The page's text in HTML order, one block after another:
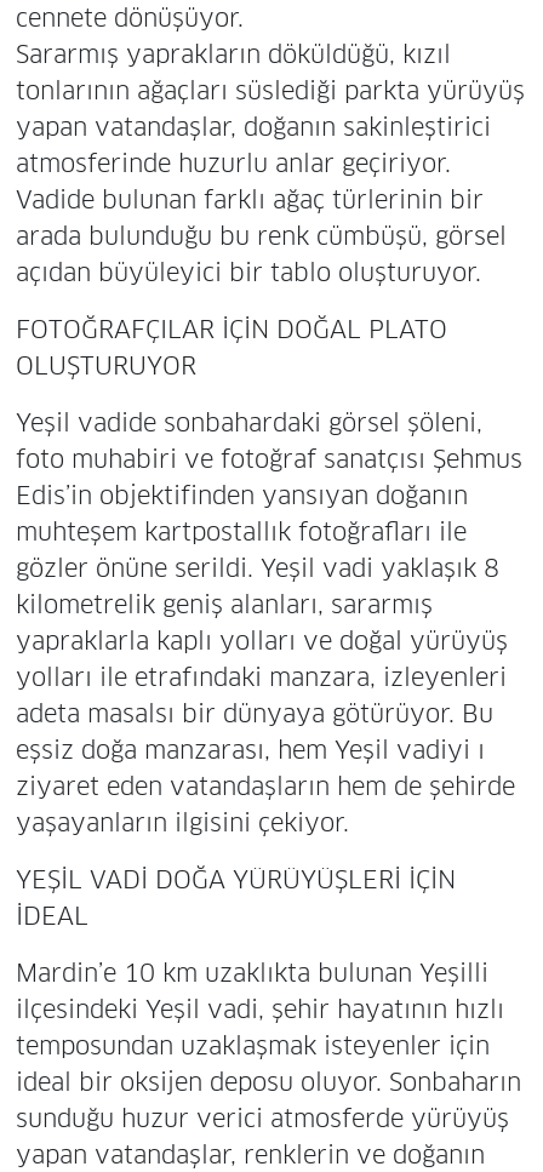
cennete dönüşüyor.
Sararmış yaprakların döküldüğü, kızıl
tonlarının ağaçları süslediği parkta yürüyüş
yapan vatandaşlar, doğanın sakinleştirici
atmosferinde huzurlu anlar geçiriyor.
Vadide bulunan farklı ağaç türlerinin bir
arada bulunduğu bu renk cümbüşü, görsel
açıdan büyüleyici bir tablo oluşturuyor.
FOTOĞRAFÇILAR İÇİN DOĞAL PLATO
OLUŞTURUYOR
Yeşil vadide sonbahardaki görsel şöleni,
foto muhabiri ve fotoğraf sanatçısı Şehmus
Edis’in objektifinden yansıyan doğanın
muhteşem kartpostallık fotoğrafları ile
gözler önüne serildi. Yeşil vadi yaklaşık 8
kilometrelik geniş alanları, sararmış
yapraklarla kaplı yolları ve doğal yürüyüş
yolları ile etrafındaki manzara, izleyenleri
adeta masalsı bir dünyaya götürüyor. Bu
eşsiz doğa manzarası, hem Yeşil vadiyi ı
ziyaret eden vatandaşların hem de şehirde
yaşayanların ilgisini çekiyor.
YEŞİL VADİ DOĞA YÜRÜYÜŞLERİ İÇİN
İDEAL
Mardin’e 10 km uzaklıkta bulunan Yeşilli
ilçesindeki Yeşil vadi, şehir hayatının hızlı
temposundan uzaklaşmak isteyenler için
ideal bir oksijen deposu oluyor. Sonbaharın
sunduğu huzur verici atmosferde yürüyüş
yapan vatandaşlar, renklerin ve doğanın